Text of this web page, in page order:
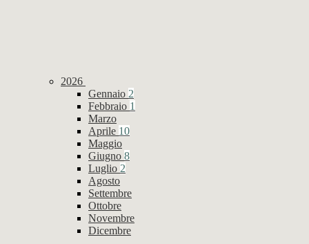
2026
Gennaio 2
Febbraio 1
Marzo
Aprile 10
Maggio
Giugno 8
Luglio 2
Agosto
Settembre
Ottobre
Novembre
Dicembre